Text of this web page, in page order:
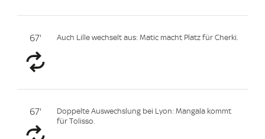
67' Auch Lille wechselt aus: Matic macht Platz für Cherki.
67'
Doppelte Auswechslung bei Lyon: Mangala kommt
für Tolisso.